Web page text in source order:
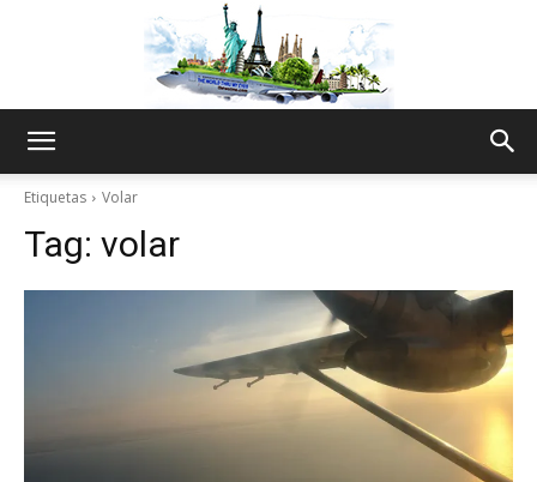
Thru
Etiquetas Volar
Tag: volar